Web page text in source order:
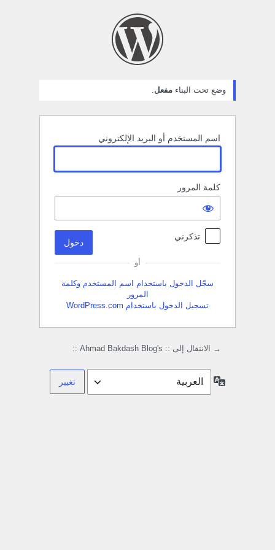
وضع تحت البناء مفعل.
اسم المستخدم أو البريد الإلكتروني
كلمة المرور
تذكرني
أو
سجّل الدخول باستخدام اسم المستخدم وكلمة
المرور
تسجيل الدخول باستخدام WordPress.com
→ الانتقال إلى :: Ahmad Bakdash Blog's ::
اللغة